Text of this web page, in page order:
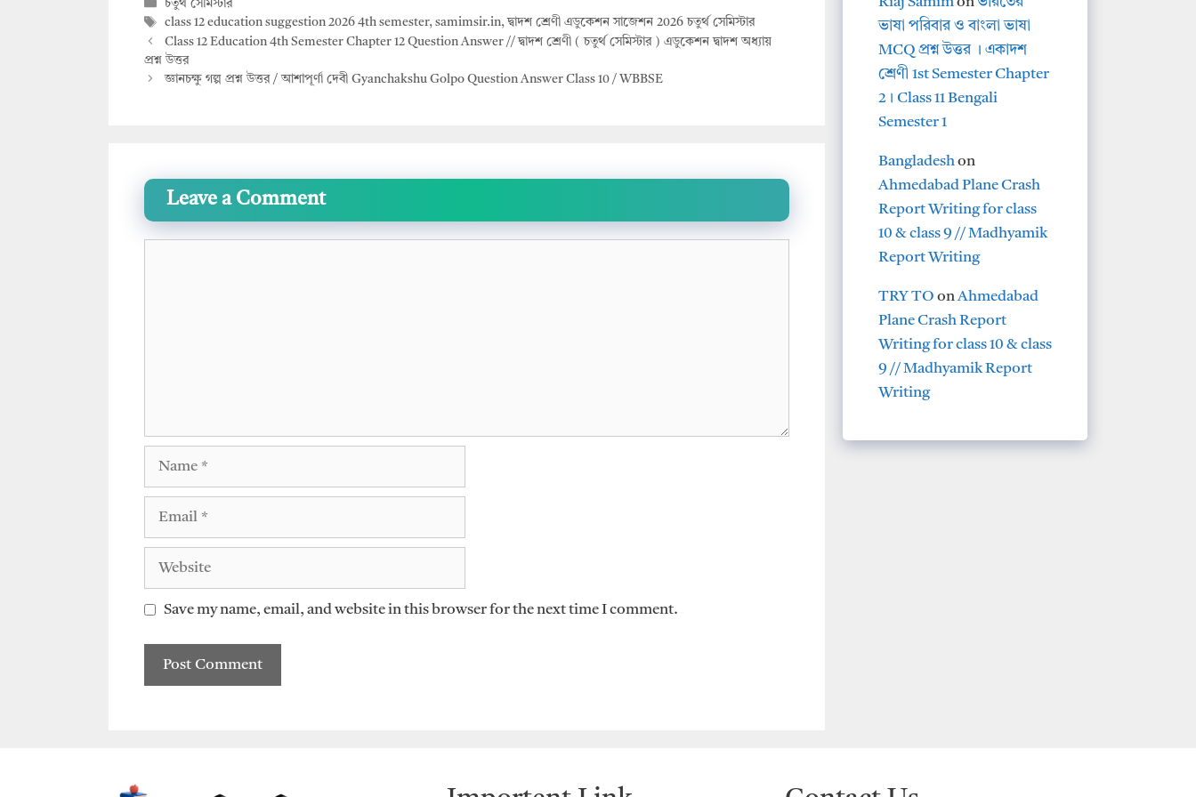
s
A
p
b
o
o
Categories
চতুর্থ সেমিস্টার
Tags
class 12 education suggestion 2026 4th semester,samimsir.in,দ্বাদশ শ্রেণী এডুকেশন সাজেশন 2026 চতুর্থ সেমিস্টার
Class 12 Education 4th Semester Chapter 12 Question Answer // দ্বাদশ শ্রেণী ( চতুর্থ সেমিস্টার ) এডুকেশন দ্বাদশ অধ্যায়
প্রশ্ন উত্তর
জ্ঞানচক্ষু গল্প প্রশ্ন উত্তর / আশাপূর্ণা দেবী Gyanchakshu Golpo Question Answer Class 10 / WBBSE
Leave a Comment
Website
Save my name, email, and website in this browser for the next time I comment.
ভাষা পরিবার ও বাংলা ভাষা
MCQ প্রশ্ন উত্তর । একাদশ
শ্রেণী 1st Semester Chapter
2। Class 11 Bengali
Semester 1
Bangladeshon
Ahmedabad Plane Crash
Report Writing for class
10 & class 9 // Madhyamik
Report Writing
TRY TO onAhmedabad
Plane Crash Report
Writing for class 10 & class
9 // Madhyamik Report
Writing